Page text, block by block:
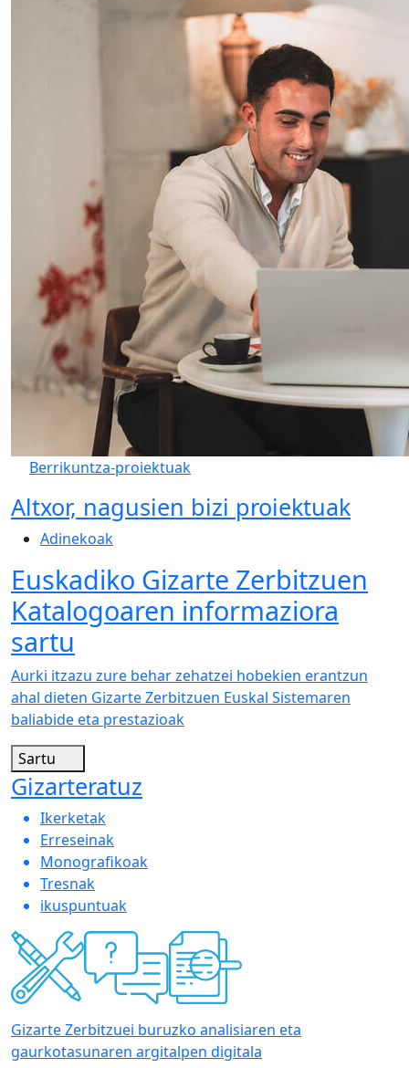
Berrikuntza-proiektuak
Altxor, nagusien bizi proiektuak
Adinekoak
Euskadiko Gizarte Zerbitzuen
Katalogoaren informaziora
sartu
Aurki itzazu zure behar zehatzei hobekien erantzun
ahal dieten Gizarte Zerbitzuen Euskal Sistemaren
baliabide eta prestazioak
Sartu
Gizarteratuz
Ikerketak
Erreseinak
Monografikoak
Tresnak
ikuspuntuak
Gizarte Zerbitzuei buruzko analisiaren eta
gaurkotasunaren argitalpen digitala